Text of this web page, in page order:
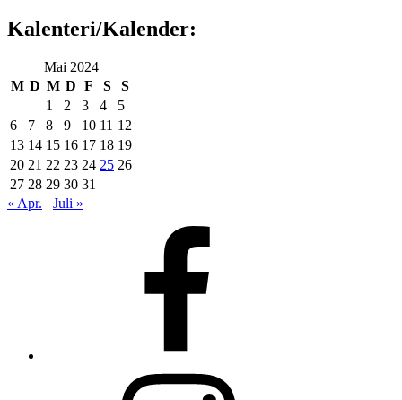
Kalenteri/Kalender:
Mai 2024
M D M D F S
S
1
2 3 4
5
6
7 8 9 10 11 12
13 14 15 16 17 18 19
20 21 22 23 24 25 26
27 28 29 30 31
« Apr.
Juli »